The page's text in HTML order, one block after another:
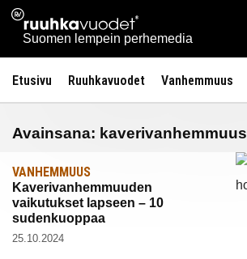
Siirry
sisältöön
Ruuhkavuodet.fi
Suomen lempein perhemedia
Etusivu Ruuhkavuodet Vanhemmuus
Avainsana: kaverivanhemmuus
VANHEMMUUS
Kaverivanhemmuuden
vaikutukset lapseen – 10
sudenkuoppaa
25.10.2024